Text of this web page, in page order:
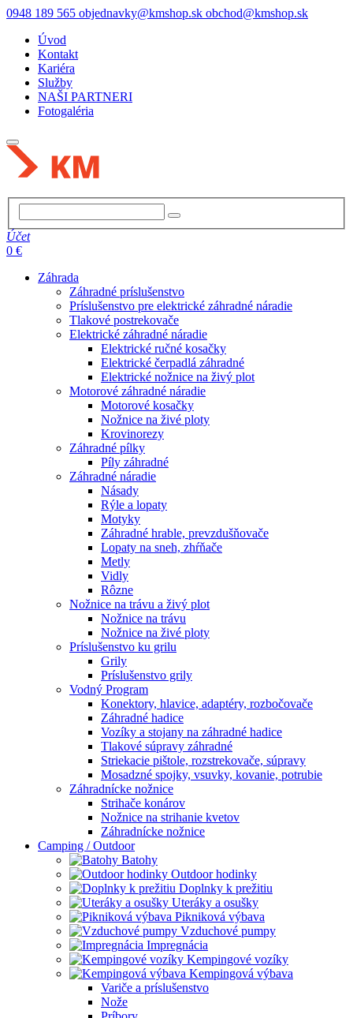
0948 189 565 objednavky@kmshop.sk obchod@kmshop.sk
Úvod
Kontakt
Kariéra
Služby
NAŠI PARTNERI
Fotogaléria
Účet
0 €
Záhrada
Záhradné príslušenstvo
Príslušenstvo pre elektrické záhradné náradie
Tlakové postrekovače
Elektrické záhradné náradie
Elektrické ručné kosačky
Elektrické čerpadlá záhradné
Elektrické nožnice na živý plot
Motorové záhradné náradie
Motorové kosačky
Nožnice na živé ploty
Krovinorezy
Záhradné pílky
Píly záhradné
Záhradné náradie
Násady
Rýle a lopaty
Motyky
Záhradné hrable, prevzdušňovače
Lopaty na sneh, zhŕňače
Metly
Vidly
Rôzne
Nožnice na trávu a živý plot
Nožnice na trávu
Nožnice na živé ploty
Príslušenstvo ku grilu
Grily
Príslušenstvo grily
Vodný Program
Konektory, hlavice, adaptéry, rozbočovače
Záhradné hadice
Vozíky a stojany na záhradné hadice
Tlakové súpravy záhradné
Striekacie pištole, rozstrekovače, súpravy
Mosadzné spojky, vsuvky, kovanie, potrubie
Záhradnícke nožnice
Strihače konárov
Nožnice na strihanie kvetov
Záhradnícke nožnice
Camping / Outdoor
Batohy
Outdoor hodinky
Doplnky k prežitiu
Uteráky a osušky
Pikniková výbava
Vzduchové pumpy
Impregnácia
Kempingové vozíky
Kempingová výbava
Variče a príslušenstvo
Nože